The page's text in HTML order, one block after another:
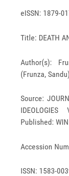
eISSN: 1879-
Title: DEATH
Author(s):
(Frunza, Sandu)
Source:
Published:
Accession
ISSN: 1583-